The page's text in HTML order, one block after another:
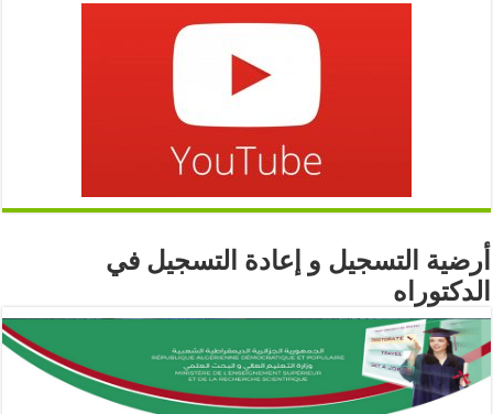
أرضية التسجيل و إعادة التسجيل في
الدكتوراه